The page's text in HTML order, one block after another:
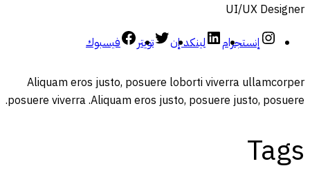
UI/UX Designer
إنستجرام
لينكد إن تويتر فيسبوك
Aliquam eros justo, posuere loborti viverra ullamcorper
posuere viverra .Aliquam eros justo, posuere justo, posuere.
Tags